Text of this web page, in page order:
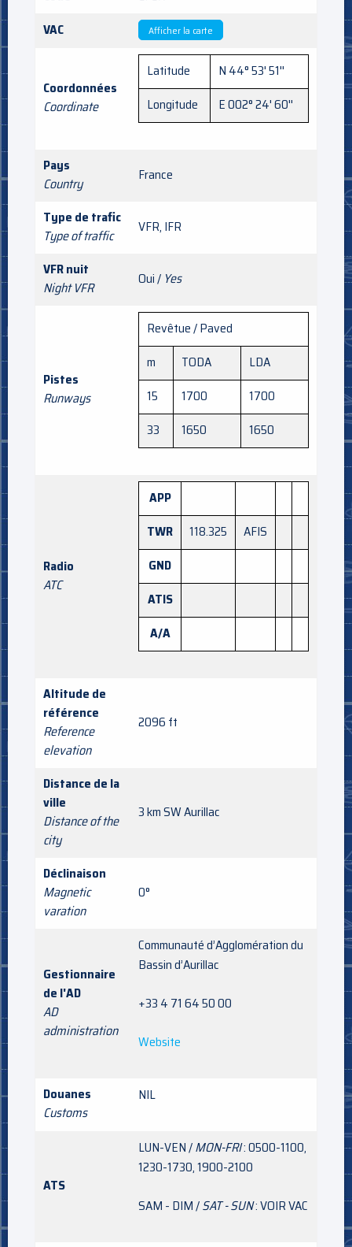
VAC
Afficher la carte
Coordonnées
Coordinate
Latitude
N 44° 53' 51''
Longitude
E 002° 24' 60''
Pays
Country
France
Type de trafic
Type of traffic
VFR, IFR
VFR nuit
Night VFR
Oui / Yes
Pistes
Runways
Revêtue / Paved
m
TODA
LDA
15
1700
1700
33
1650 1650
Radio
ATC
APP
TWR
118.325
AFIS
GND
ATIS
A/A
Altitude de
référence
Reference
elevation
2096 ft
Distance de la
ville
Distance of the
city
3 km SW Aurillac
Déclinaison
Magnetic
varation
0°
Gestionnaire
de l'AD
AD
administration
Communauté d’Agglomération du
Bassin d’Aurillac
+33 4 71 64 50 00
Website
Douanes
Customs
NIL
ATS
LUN-VEN /MON-FRI: 0500-1100,
1230-1730, 1900-2100
SAM - DIM /SAT - SUN: VOIR VAC